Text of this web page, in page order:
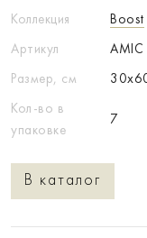
Коллекция
Boost
Артикул
AMIC
Размер, см
Кол-во в
упаковке
7
В каталог